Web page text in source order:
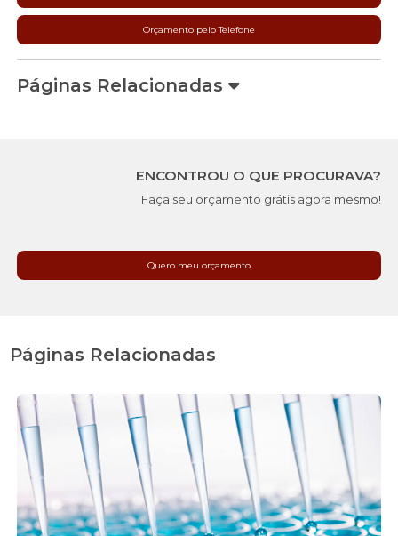
Orçamento pelo Telefone
Páginas Relacionadas
ENCONTROU O QUE PROCURAVA?
Faça seu orçamento grátis agora mesmo!
Quero meu orçamento
Páginas Relacionadas